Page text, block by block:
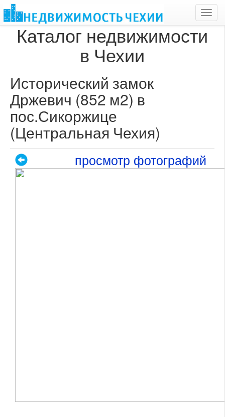
Каталог недвижимости
в Чехии
Исторический замок
Држевич (852 м2) в
пос.Сикоржице
(Центральная Чехия)
просмотр фотографий